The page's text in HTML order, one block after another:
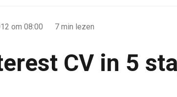
om 08:00 7 min lezen
CV in 5